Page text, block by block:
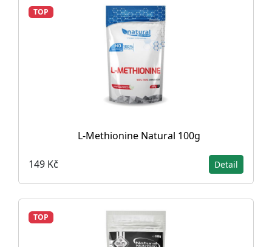
TOP
L-Methionine Natural 100g
149 Kč Detail
TOP